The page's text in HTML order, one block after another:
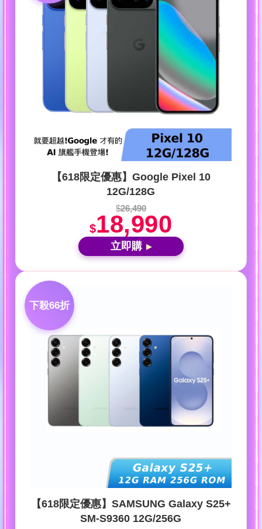
【618限定優惠】Google Pixel 10
12G/128G
$26,490
$18,990
立即購 ▶
下殺66折
【618限定優惠】SAMSUNG Galaxy S25+
SM-S9360 12G/256G